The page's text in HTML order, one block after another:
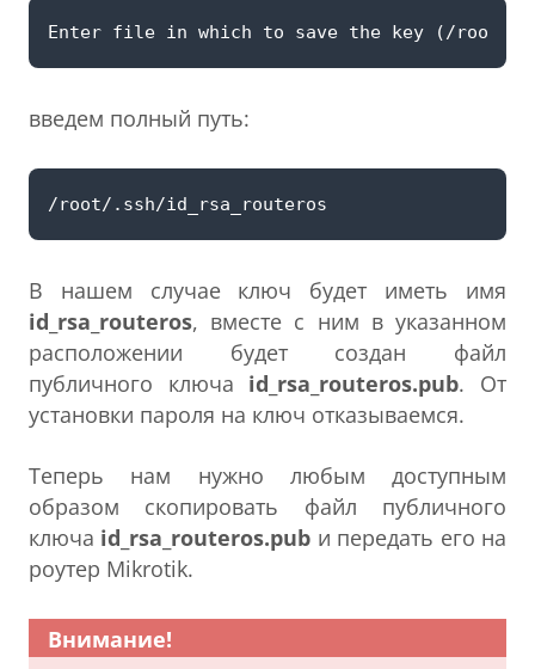
введем полный путь:
В нашем случае ключ будет иметь имя
id_rsa_routeros, вместе с ним в указанном
расположении будет создан файл
публичного ключа id_rsa_routeros.pub. От
установки пароля на ключ отказываемся.
Теперь нам нужно любым доступным
образом скопировать файл публичного
ключа id_rsa_routeros.pub и передать его на
роутер Mikrotik.
Внимание!